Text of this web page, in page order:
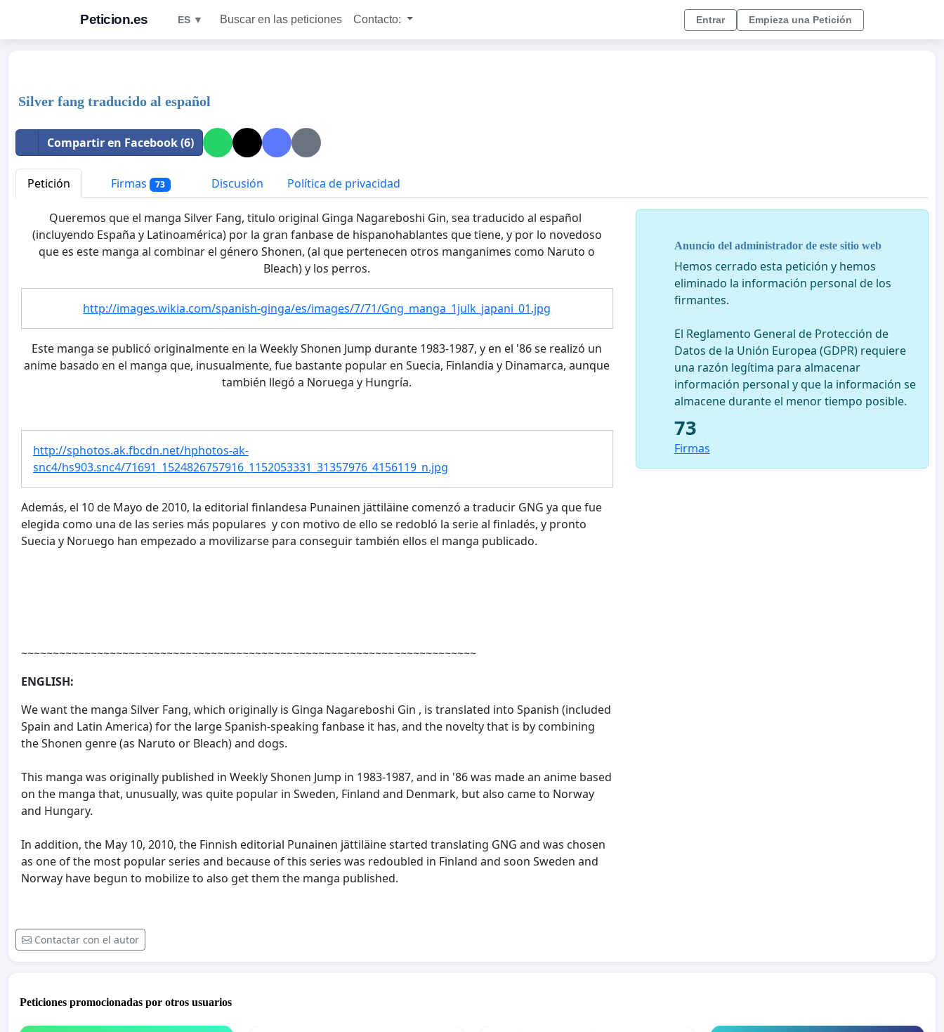
Peticion.es ES ▼ Buscar en las peticiones Contacto: Entrar Empieza una Petición
Silver fang traducido al español
Compartir en Facebook (6)
Petición Firmas 73 Discusión Política de privacidad
Queremos que el manga Silver Fang, titulo original Ginga Nagareboshi Gin, sea traducido al español
(incluyendo España y Latinoamérica) por la gran fanbase de hispanohablantes que tiene, y por lo novedoso
que es este manga al combinar el género Shonen, (al que pertenecen otros manganimes como Naruto o
Bleach) y los perros.
http://images.wikia.com/spanish-ginga/es/images/7/71/Gng_manga_1julk_japani_01.jpg
Este manga se publicó originalmente en la Weekly Shonen Jump durante 1983-1987, y en el '86 se realizó un
anime basado en el manga que, inusualmente, fue bastante popular en Suecia, Finlandia y Dinamarca, aunque
también llegó a Noruega y Hungría.
http://sphotos.ak.fbcdn.net/hphotos-ak-
snc4/hs903.snc4/71691_1524826757916_1152053331_31357976_4156119_n.jpg
Además, el 10 de Mayo de 2010, la editorial finlandesa Punainen jättiläine comenzó a traducir GNG ya que fue
elegida como una de las series más populares y con motivo de ello se redobló la serie al finladés, y pronto
Suecia y Noruego han empezado a movilizarse para conseguir también ellos el manga publicado.
~~~~~~~~~~~~~~~~~~~~~~~~~~~~~~~~~~~~~~~~~~~~~~~~~~~~~~~~~~~~~~~~~~~~~~~~
ENGLISH:
We want the manga Silver Fang, which originally is Ginga Nagareboshi Gin , is translated into Spanish (included
Spain and Latin America)forthe largeSpanish-speaking fanbase it has, and the noveltythat is by combining
theShonen genre(as Naruto or Bleach)and dogs.
This manga was originally published in WeeklyShonen Jump in 1983-1987, and in '86was madean anime based
on the manga that, unusually, was quite popular in Sweden, Finland and Denmark, but also came to Norway
and Hungary.
In addition, the May 10, 2010, the Finnish editorial Punainen jättiläinestarted translating GNG and was chosen
as one ofthe most popular series and because ofthis series was redoubled in Finland and soon Sweden and
Norway have begun to mobilizeto also getthem the manga published.
Contactar con el autor
Anuncio del administrador de este sitio web
Hemos cerrado esta petición y hemos
eliminado la información personal de los
firmantes.
El Reglamento General de Protección de
Datos de la Unión Europea (GDPR) requiere
una razón legítima para almacenar
información personal y que la información se
almacene durante el menor tiempo posible.
73
Firmas
Peticiones promocionadas por otros usuarios